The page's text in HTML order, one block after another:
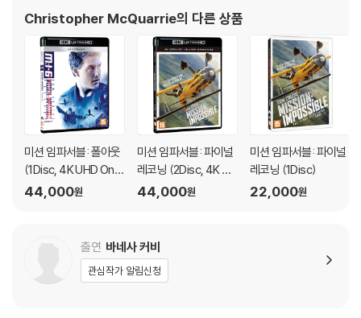
생할 수 있음을 알려드립니다.
※ 디스크 외관 불량
디스크에 미세한 잔 흠집이 남아있거나 인쇄 면이 깨끗하지 않은 경우가
있으며, 상품의 불량이 아닙니다. 단, 재생에 이상이 있는 경우에는 불량으
로 인한 반품/교환이 가능합니다.
※ 교환/반품 안내
1) 불량으로 인한 교환/반품 요청 시에는 불량 확인을 위해 개봉 시의 동영
상을 요청할 수 있으며, 동영상이 없는 경우 교환/반품이 제한될 수 있습니
2) 사양 오인지, 오 구매, 변심 사유로의 반품은 제품 개봉 전에만 운임비
부담 후 처리 가능합니다.
-Isolated Score Track
*블루레이 보너스 디스크*
-Rome(4:12) 로마 장면 촬영 과정
-Venice(4:13) 베니스 장면 촬영 과정
-Freefall(9:05) 자유낙하 씬 준비
-Speed Flying(4:17) 스피드 플라잉 촬영 과정
-Train(5:32) 열차 장면 촬영 과정
Christopher McQuarrie의 다른 상품
미션 임파서블: 폴아웃
(1Disc, 4K UHD Only
한정판) : 블루레이
44,000원
미션 임파서블: 파이널
레코닝 (2Disc, 4K UH
D+BD Bonus) : 블루
44,000원
미션 임파서블: 파이널
레코닝 (1Disc)
22,000원
출연 바네사 커비
관심작가 알림신청